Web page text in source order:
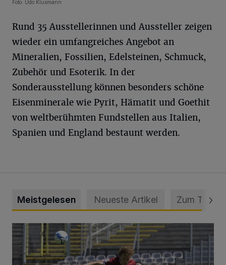
Foto: Udo Klusmann
Rund 35 Ausstellerinnen und Aussteller zeigen
wieder ein umfangreiches Angebot an
Mineralien, Fossilien, Edelsteinen, Schmuck,
Zubehör und Esoterik. In der
Sonderausstellung können besonders schöne
Eisenminerale wie Pyrit, Hämatit und Goethit
von weltberühmten Fundstellen aus Italien,
Spanien und England bestaunt werden.
Meistgelesen Neueste Artikel Zum Thema
WSV: Übertragung im Barmer Bahnhof und klare Ansage